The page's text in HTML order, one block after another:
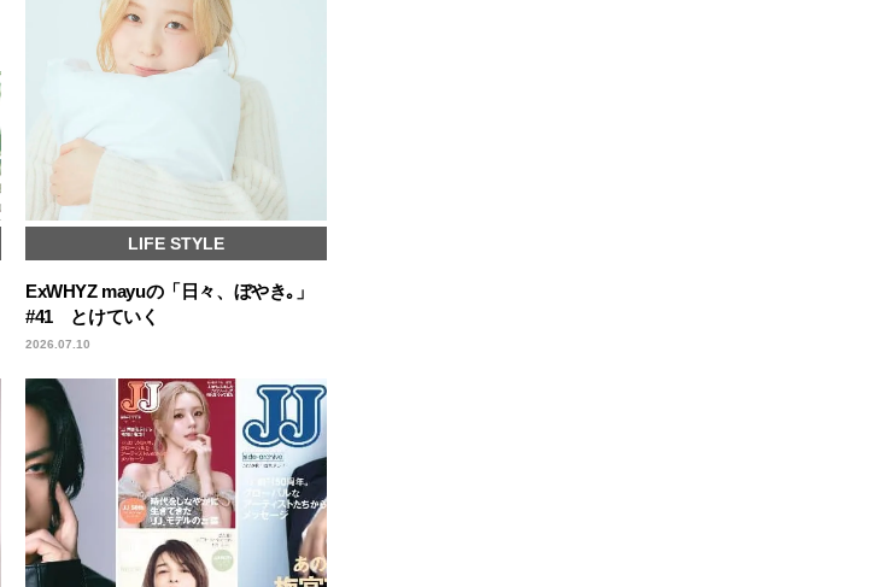
LIFE STYLE
ExWHYZ mayuの「日々、ぼやき｡」
#41 とけていく
2026.07.10